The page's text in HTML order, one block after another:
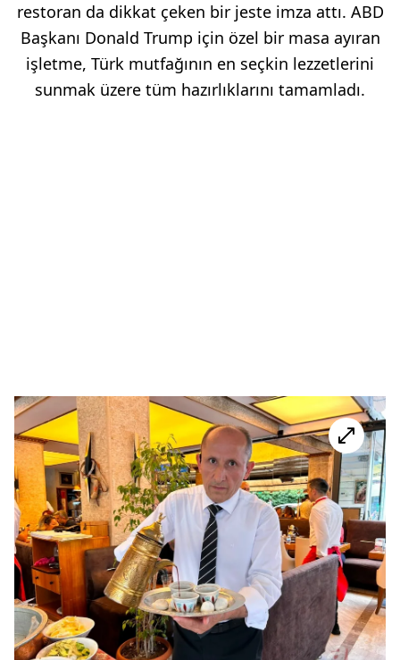
restoran da dikkat çeken bir jeste imza attı. ABD
Başkanı Donald Trump için özel bir masa ayıran
işletme, Türk mutfağının en seçkin lezzetlerini
sunmak üzere tüm hazırlıklarını tamamladı.